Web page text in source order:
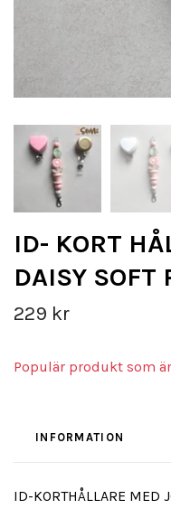
ID- KORT
DAISY SOFT
229 kr
Populär produkt som
INFORMATION
ID-KORTHÅLLARE MED